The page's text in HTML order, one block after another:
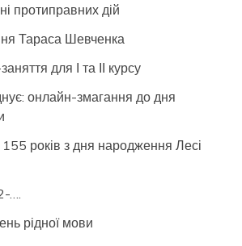
протиправних дій
Тараса Шевченка
для І та ІІ курсу
онлайн-змагання до дня
років з дня народження Лесі
рідної мови